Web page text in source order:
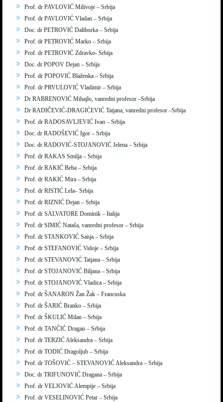
Prof. dr PAVLOVIĆ Milivoje – Srbija
Prof. dr PAVLOVIĆ Vladan – Srbija
Doc. dr PETROVIĆ Daliborka – Srbija
Prof. dr PETROVIĆ Marko – Srbija
Prof. dr PETROVIĆ Zdravko- Srbija
Doc. dr POPOV Dejan – Srbija
Prof. dr POPOVIĆ Blaženka – Srbija
Prof. dr PRVULOVIĆ Vladimir – Srbija
Dr RABRENOVIĆ Mihajlo, vanredni profesor –Srbija
Dr RADIČEVIĆ-DRAGIĆEVIĆ Tatjana, vanredni profesor –Srbija
Prof. dr RADOSAVLJEVIĆ Ivan – Srbija
Doc. dr RADOŠEVIĆ Igor – Srbija
Doc. dr RADOVIĆ-STOJANOVIĆ Jelena – Srbija
Prof. dr RAKAS Smilja – Srbija
Prof. dr RAKIĆ Beba – Srbija
Prof. dr RAKIĆ Mira – Srbija
Prof. dr RISTIĆ Lela– Srbija
Prof. dr RIZNIĆ Dejan – Srbija
Prof. dr SALVATORE Dominik – Italija
Prof. dr SIMIĆ Nataša, vanredni profesor – Srbija
Prof. dr STANKOVIĆ Sanja – Srbija
Prof. dr STEFANOVIĆ Vidoje – Srbija
Prof. dr STEVANOVIĆ Tatjana – Srbija
Prof. dr STOJANOVIĆ Biljana – Srbija
Prof. dr STOJANOVIĆ Vladica – Srbija
Prof. dr ŠANARON Žan Žak – Francuska
Prof. dr ŠARIĆ Branko – Srbija
Prof. dr ŠKULIĆ Milan – Srbija
Prof. dr TANČIĆ Dragan – Srbija
Prof. dr TERZIĆ Aleksandra – Srbija
Prof. dr TODIĆ Dragoljub – Srbija
Prof. dr TOŠOVIĆ – STEVANOVIĆ Aleksandra – Srbija
Doc. dr TRIFUNOVIĆ Dragana – Srbija
Prof. dr VELJOVIĆ Alempije – Srbija
Prof. dr VESELINOVIĆ Petar – Srbija